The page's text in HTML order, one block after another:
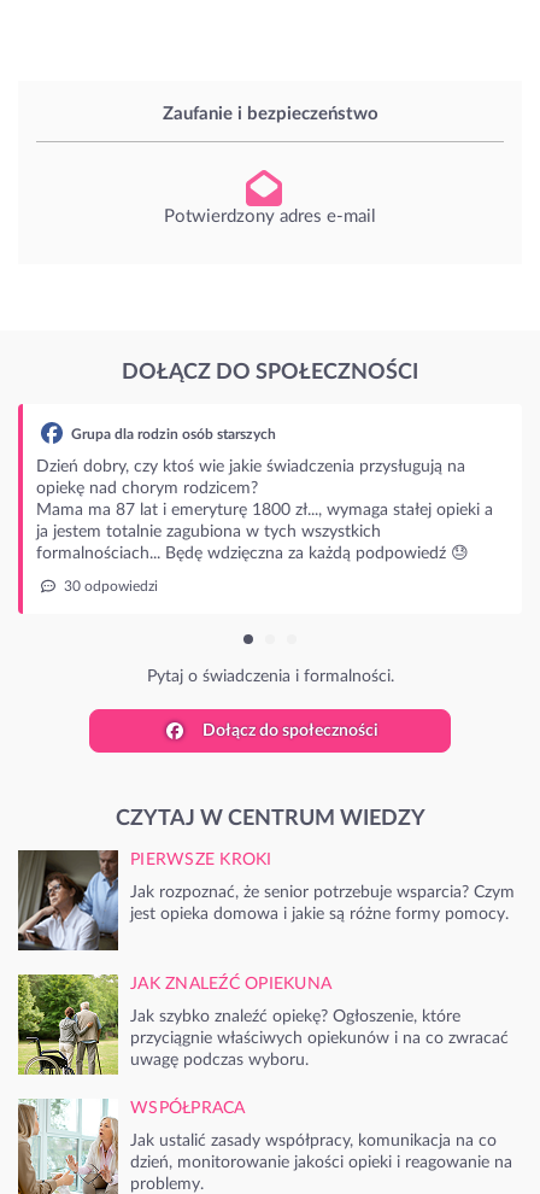
Zaufanie i bezpieczeństwo
Potwierdzony adres e-mail
DOŁĄCZ DO SPOŁECZNOŚCI
starszych
jakie świadczenia przysługują na
1800 zł..., wymaga stałej opieki a
w tych wszystkich
za każdą podpowiedź 😓
i formalności.
Dołącz do społeczności
CZYTAJ W CENTRUM WIEDZY
PIERWSZE KROKI
Jak rozpoznać, że senior potrzebuje wsparcia? Czym
jest opieka domowa i jakie są różne formy pomocy.
JAK ZNALEŹĆ OPIEKUNA
Jak szybko znaleźć opiekę? Ogłoszenie, które
przyciągnie właściwych opiekunów i na co zwracać
uwagę podczas wyboru.
WSPÓŁPRACA
Jak ustalić zasady współpracy, komunikacja na co
dzień, monitorowanie jakości opieki i reagowanie na
problemy.